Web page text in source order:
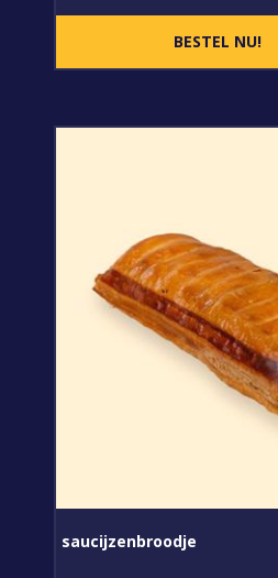
saucijzenbroodje